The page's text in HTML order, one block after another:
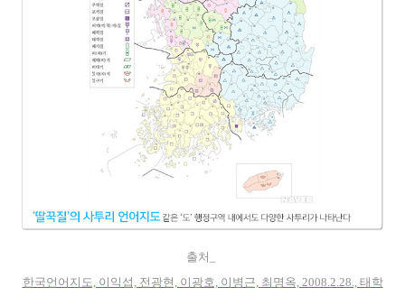
출처_
한국언어지도, 이익섭, 전광현, 이광호, 이병근, 최명옥, 2008.2.28., 태학